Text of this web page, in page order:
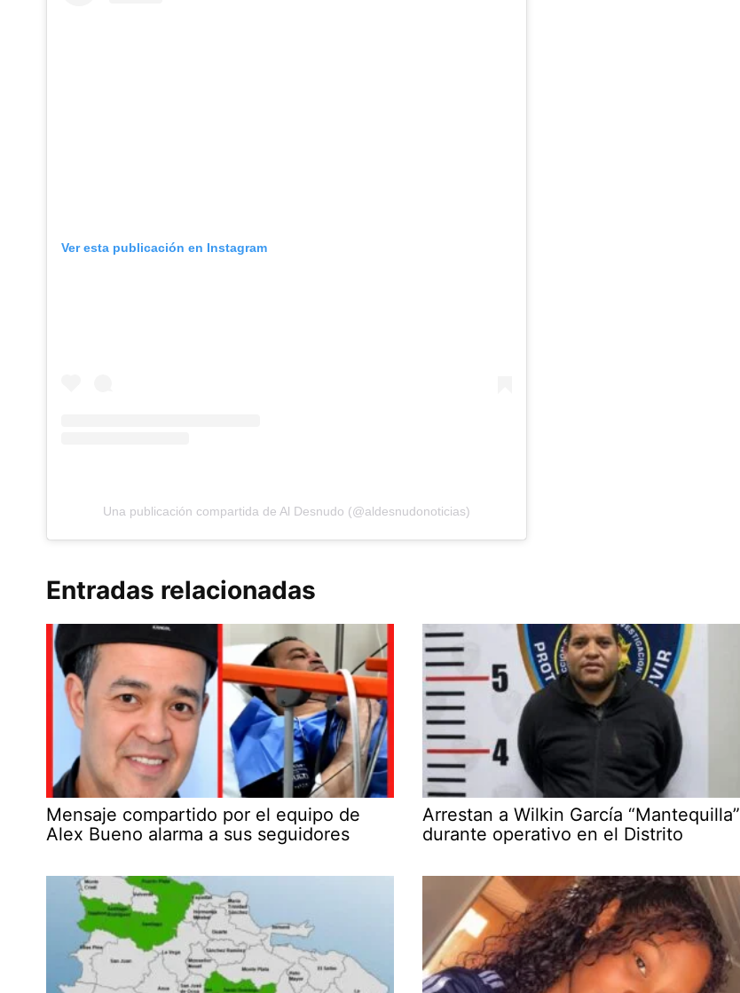
Ver esta publicación en Instagram
Una publicación compartida de Al Desnudo (@aldesnudonoticias)
Entradas relacionadas
Mensaje compartido por el equipo de
Alex Bueno alarma a sus seguidores
Arrestan a Wilkin García “Mantequilla”
durante operativo en el Distrito